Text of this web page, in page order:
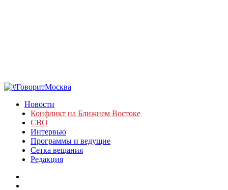
Новости
Конфликт на Ближнем Востоке
СВО
Интервью
Программы и ведущие
Сетка вещания
Редакция